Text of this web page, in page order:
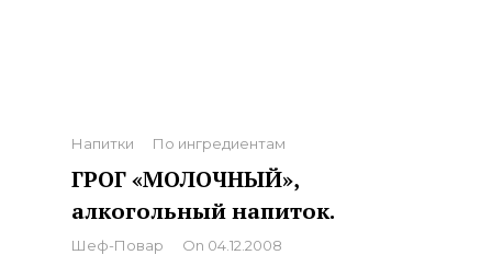
Categories
Напитки По ингредиентам
ГРОГ «МОЛОЧНЫЙ»,
алкогольный напиток.
By
Шеф-Повар On 04.12.2008